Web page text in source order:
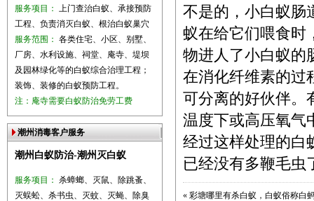
服务项目： 上门查治白蚁、承接预防
工程、负责消灭白蚁、根治白蚁巢穴
服务范围： 各类住宅、小区、别墅、
厂房、水利设施、祠堂、庵寺、堤坝
及园林绿化等的白蚁综合治理工程；
装饰、装修的白蚁预防工程。
注：庵寺需要白蚁防治免劳工费
潮州消毒客户服务
潮州白蚁防治-潮州灭白蚁
服务项目： 杀蟑螂、灭鼠、除跳蚤、
灭蜈蚣、杀书虫、灭蚊、灭蝇、除臭
不是的，小白蚁肠
蚁在给它们喂食时
物进人了小白蚁的
在消化纤维素的过
可分离的好伙伴。
温度下或高压氧气
经过这样处理的白
已经没有多鞭毛虫
« 彩塘哪里有杀白蚁，白蚁俗称白